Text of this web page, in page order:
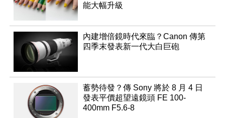
能大幅升級
內建增倍鏡時代來臨？Canon 傳第
四季末發表新一代大白巨砲
蓄勢待發？傳 Sony 將於 8 月 4 日
發表平價超望遠鏡頭 FE 100-
400mm F5.6-8